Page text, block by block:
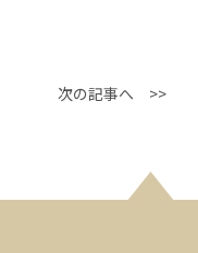
次の記事へ >>